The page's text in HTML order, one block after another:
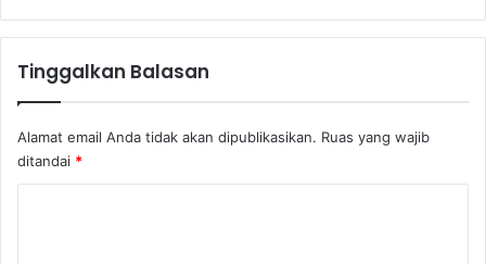
h
2
0
4
d
p
d
e
a
Tinggalkan Balasan
Alamat email Anda tidak akan dipublikasikan. Ruas yang wajib
ditandai *